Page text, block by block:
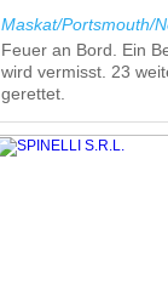
Maskat/Portsmouth/
Feuer an Bord. Ein
wird vermisst. 23
gerettet.